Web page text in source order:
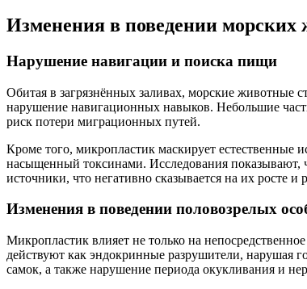
Изменения в поведении
Нарушение навигации и поиска пищи
Обитая в загрязнённых заливах, морские
нарушение навигационных навыков. Небольшие
риск потери миграционных путей.
Кроме того, микропластик маскирует естественные
насыщенный токсинами. Исследования показывают,
источники, что негативно сказывается на их росте и
Изменения в поведении половозрелых
Микропластик влияет не только на
действуют как эндокринные разрушители, нарушая
самок, а также нарушение периода окукливания и